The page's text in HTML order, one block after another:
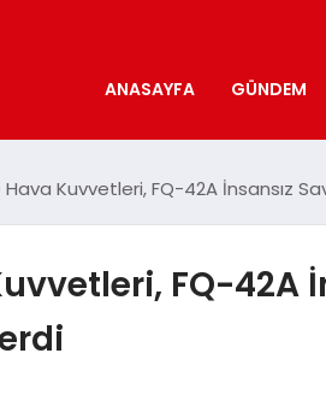
ANASAYFA GÜNDEM
Hava Kuvvetleri, FQ-42A İnsansız
FQ-42A